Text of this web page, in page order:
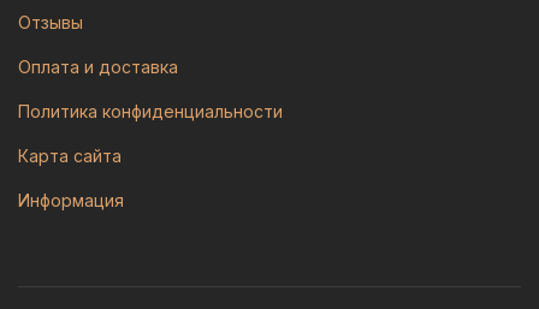
Отзывы
Оплата и доставка
Политика конфиденциальности
Карта сайта
Информация